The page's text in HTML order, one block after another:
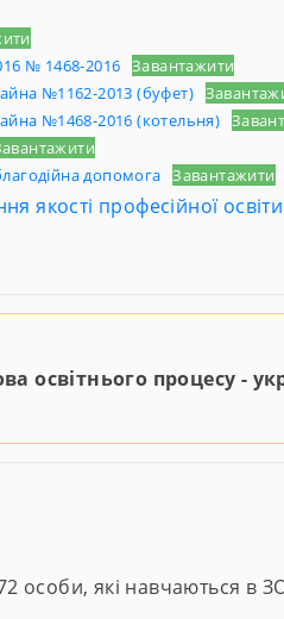
№ 1468-2016 Завантажити
№1162-2013 (буфет)
№1468-2016 (котельня)
допомога Завантажити
якості професійної
освітнього процесу -
особи, які навчаються в